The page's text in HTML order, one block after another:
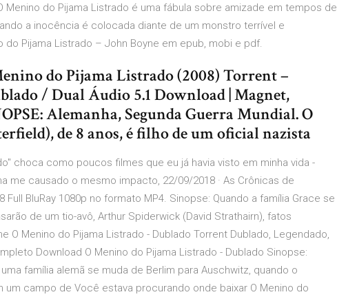
Menino do Pijama Listrado é uma fábula sobre amizade em tempos de
a inocência é colocada diante de um monstro terrível e
do Pijama Listrado – John Boyne em epub, mobi e pdf.
do Pijama Listrado (2008) Torrent –
/ Dual Áudio 5.1 Download | Magnet,
Alemanha, Segunda Guerra Mundial. O
de 8 anos, é filho de um oficial nazista
choca como poucos filmes que eu já havia visto em minha vida -
me causado o mesmo impacto, 22/09/2018 · As Crônicas de
BluRay 1080p no formato MP4. Sinopse: Quando a família Grace se
de um tio-avô, Arthur Spiderwick (David Strathairn), fatos
O Menino do Pijama Listrado - Dublado Torrent Dublado, Legendado,
Download O Menino do Pijama Listrado - Dublado Sinopse:
família alemã se muda de Berlim para Auschwitz, quando o
um campo de Você estava procurando onde baixar O Menino do